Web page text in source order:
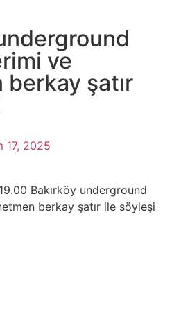
ve
şatır
17, 2025
Bakırköy underground
berkay şatır ile söyleşi